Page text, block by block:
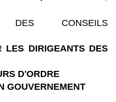
CONSEILS
LES DIRIGEANTS DES
D'ORDRE
GOUVERNEMENT